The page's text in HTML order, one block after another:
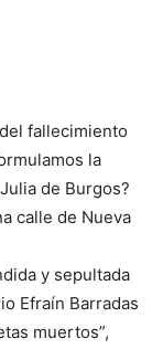
fallecimiento
la
de Burgos?
calle de Nueva
y sepultada
Efraín Barradas
muertos”,